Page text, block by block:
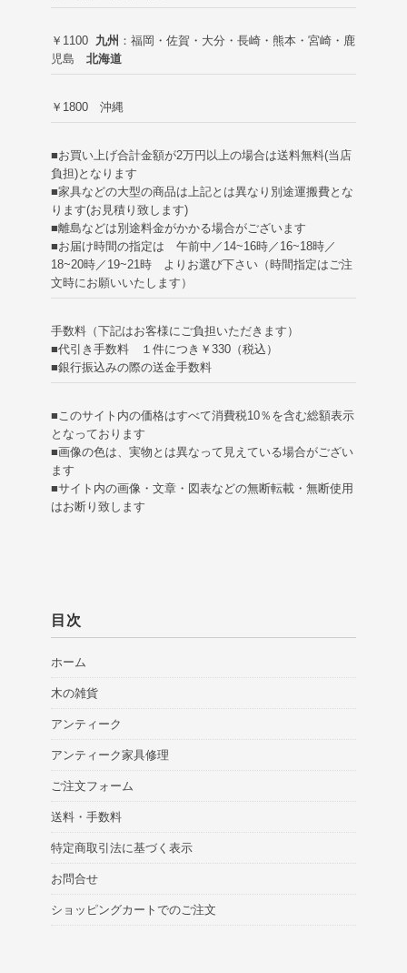
￥1100 九州 ：福岡・佐賀・大分・長崎・熊本・宮崎・鹿
児島 北海道
￥1800 沖縄
■お買い上げ合計金額が2万円以上の場合は送料無料(当店
負担)となります
■家具などの大型の商品は上記とは異なり別途運搬費とな
ります(お見積り致します)
■離島などは別途料金がかかる場合がございます
■お届け時間の指定は 午前中／14~16時／16~18時／
18~20時／19~21時 よりお選び下さい（時間指定はご注
文時にお願いいたします）
手数料（下記はお客様にご負担いただきます）
■代引き手数料 １件につき￥330（税込）
■銀行振込みの際の送金手数料
■このサイト内の価格はすべて消費税10％を含む総額表示
となっております
■画像の色は、実物とは異なって見えている場合がござい
ます
■サイト内の画像・文章・図表などの無断転載・無断使用
はお断り致します
目次
ホーム
木の雑貨
アンティーク
アンティーク家具修理
ご注文フォーム
送料・手数料
特定商取引法に基づく表示
お問合せ
ショッピングカートでのご注文